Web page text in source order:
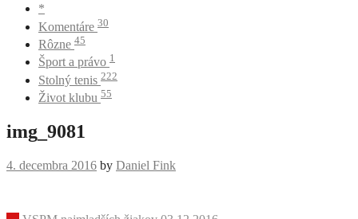
*
Komentáre 30
Rôzne 45
Šport a právo 1
Stolný tenis 222
Život klubu 55
img_9081
4. decembra 2016 by Daniel Fink